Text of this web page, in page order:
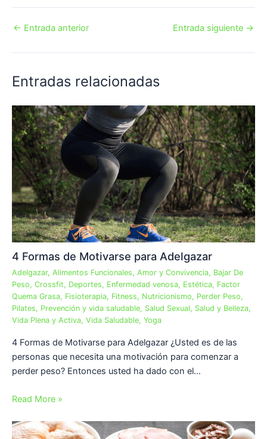
← Entrada anterior Entrada siguiente →
Entradas relacionadas
4 Formas de Motivarse para Adelgazar
Adelgazar, Alimentos Funcionales, Amor y Convivencia, Bajar De
Peso, Crossfit, Deportes, Enfermedad venosa, Estética, Factor
Quema Grasa, Fisioterapia, Fitness, Nutricionismo, Perder Peso,
Pilates, Prevención y vida saludable, Salud Sexual, Salud y Belleza,
Vida Plena y Activa, Vida Saludable, Yoga
4 Formas de Motivarse para Adelgazar ¿Usted es de las
personas que necesita una motivación para comenzar a
perder peso? Entonces usted ha dado con el…
Read More »